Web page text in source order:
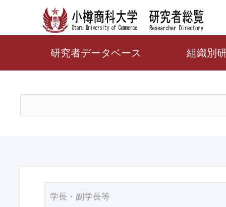
研究者データベース 組織別
学長・副学長等